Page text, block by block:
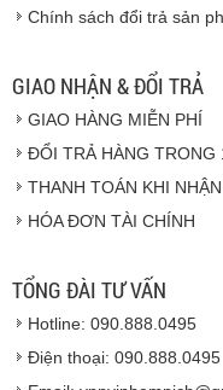
Hàng hóa
100%
Vinhempich
độ bảo hành
nhà nhập khẩu
Chính sách đổi trả sản
GIAO NHẬN & ĐỔI TRẢ
GIAO HÀNG MIỄN PHÍ
ĐỔI TRẢ HÀNG TRONG
THANH TOÁN KHI
HÓA ĐƠN TÀI CHÍNH
TỔNG ĐÀI TƯ VẤN
Hotline: 090.888.0495
Điện thoại: 090.888.0495